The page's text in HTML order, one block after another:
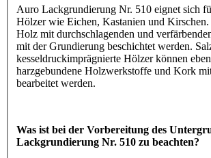
Auro Lackgrundierung Nr. 510 eignet sich
Hölzer wie Eichen, Kastanien und Kirschen.
Holz mit durchschlagenden und
mit der Grundierung beschichtet werden.
kesseldruckimprägnierte Hölzer können
harzgebundene Holzwerkstoffe und Kork
bearbeitet werden.
Was ist bei der Vorbereitung des
Lackgrundierung Nr. 510 zu beachten?